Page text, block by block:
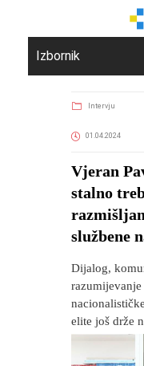
Izbornik
Intervju
01.04.2024
Vjeran
stalno
službene
Dijalog,
elite još drže